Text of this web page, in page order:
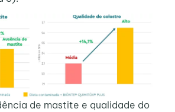
de mastite e qualidade do